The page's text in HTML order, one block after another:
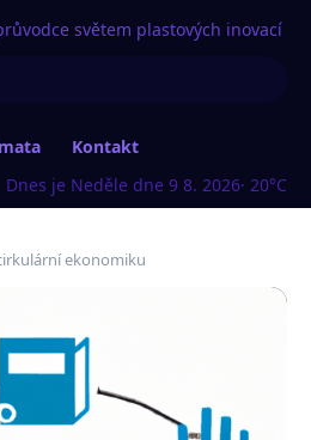
světem plastových inovací
Kontakt
Dnes je Neděle dne 9 8. 2026· 20°C
ekonomiku